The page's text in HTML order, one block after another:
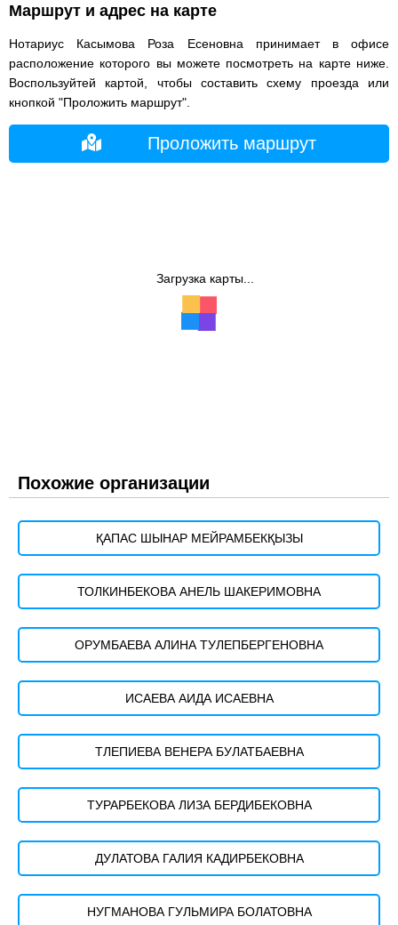
Маршрут и адрес на карте
Нотариус Касымова Роза Есеновна принимает в офисе
расположение которого вы можете посмотреть на карте ниже.
Воспользуйтей картой, чтобы составить схему проезда или
кнопкой "Проложить маршрут".
Проложить маршрут
Загрузка карты...
Похожие организации
ҚАПАС ШЫНАР МЕЙРАМБЕКҚЫЗЫ
ТОЛКИНБЕКОВА АНЕЛЬ ШАКЕРИМОВНА
ОРУМБАЕВА АЛИНА ТУЛЕПБЕРГЕНОВНА
ИСАЕВА АИДА ИСАЕВНА
ТЛЕПИЕВА ВЕНЕРА БУЛАТБАЕВНА
ТУРАРБЕКОВА ЛИЗА БЕРДИБЕКОВНА
ДУЛАТОВА ГАЛИЯ КАДИРБЕКОВНА
НУГМАНОВА ГУЛЬМИРА БОЛАТОВНА